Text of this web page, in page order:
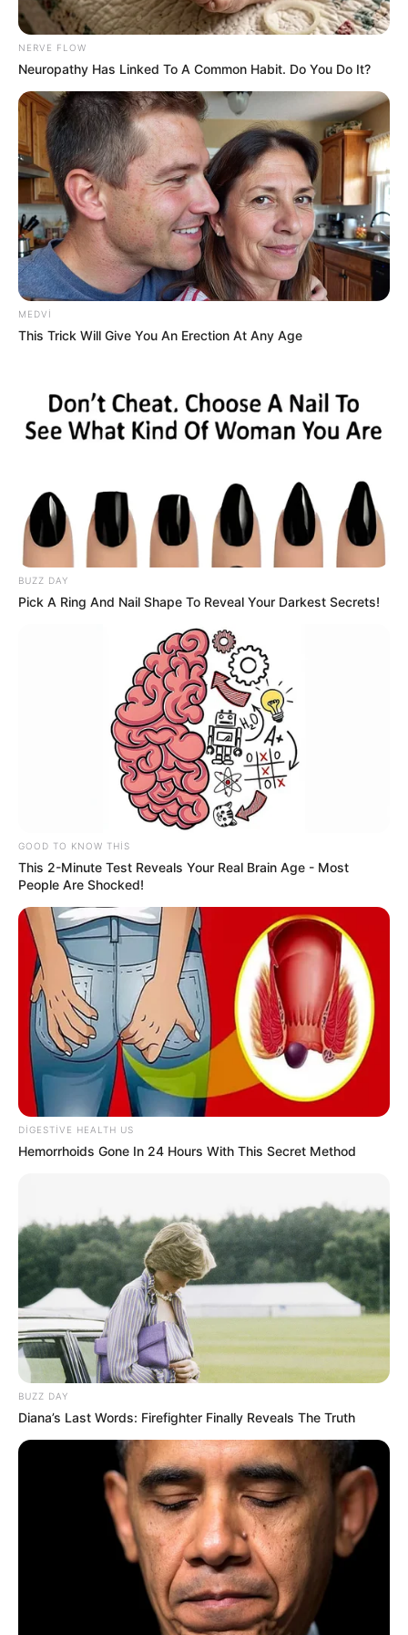
23:27 / 06 Avqust 2026 CƏMİYYƏT
Stressin bədəninizdə yaratdığı gizli
təhlükələr
39 0 0
Azərbaycanda qumar asılılığının
müalicəsi harada aparılır?-Rəsmi
23:05 / 06 Avqust 2026
Hörmüz boğazı ilə bağlı razılaşmanın
DETALLARI açıqlandı
22:49 / 06 Avqust 2026 SİYASƏT
Ceyhun Bayramov: Zelenski Ukraynaya
göstərdiyi humanitar yardımla bağlı
Prezident İlham Əliyevə təşəkkür edib
22:32 / 06 Avqust 2026
NERVE FLOW
Neuropathy Has Linked To A Common Habit. Do You Do It?
MEDVI
This Trick Will Give You An Erection At Any Age
BUZZ DAY
Pick A Ring And Nail Shape To Reveal Your Darkest Secrets!
GOOD TO KNOW THIS
This 2-Minute Test Reveals Your Real Brain Age - Most
People Are Shocked!
DIGESTIVE HEALTH US
Hemorrhoids Gone In 24 Hours With This Secret Method
BUZZ DAY
Diana’s Last Words: Firefighter Finally Reveals The Truth